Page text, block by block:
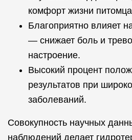
комфорт жизни
Благоприятно влияет
— снижает боль и
настроение.
Высокий процент
результатов при
заболеваний.
Совокупность научных
наблюдений делает